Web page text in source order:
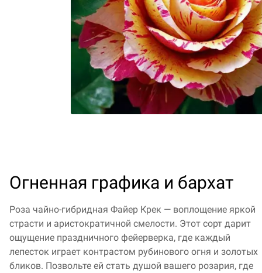
Огненная графика и бархат
Роза чайно-гибридная Файер Крек — воплощение яркой
страсти и аристократичной смелости. Этот сорт дарит
ощущение праздничного фейерверка, где каждый
лепесток играет контрастом рубинового огня и золотых
бликов. Позвольте ей стать душой вашего розария, где